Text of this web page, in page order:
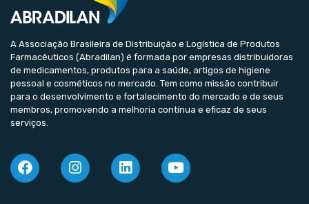
A Associação Brasileira de Distribuição e Logística de Produtos
Farmacêuticos (Abradilan) é formada por empresas distribuidoras
de medicamentos, produtos para a saúde, artigos de higiene
pessoal e cosméticos no mercado. Tem como missão contribuir
para o desenvolvimento e fortalecimento do mercado e de seus
membros, promovendo a melhoria contínua e eficaz de seus
serviços.